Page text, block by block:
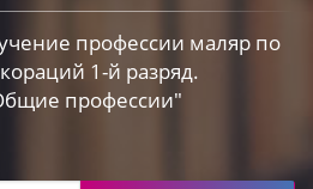
профессии маляр по
1-й разряд.
профессии"